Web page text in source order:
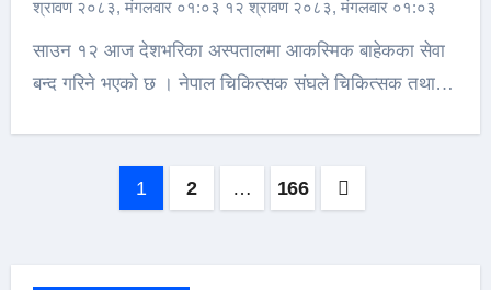
श्रावण २०८३, मंगलवार ०१:०३ १२ श्रावण २०८३, मंगलवार ०१:०३
साउन १२ आज देशभरिका अस्पतालमा आकस्मिक बाहेकका सेवा
बन्द गरिने भएको छ । नेपाल चिकित्सक संघले चिकित्सक तथा…
1 2 … 166